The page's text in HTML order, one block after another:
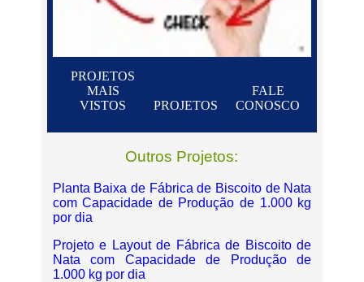
PROJETOS
MAIS
VISTOS
PROJETOS
FALE
CONOSCO
Outros Projetos:
Planta Baixa de Fábrica de Biscoito de Nata
com Capacidade de Produção de 1.000 kg
por dia
Projeto e Layout de Fábrica de Biscoito de
Nata com Capacidade de Produção de
1.000 kg por dia